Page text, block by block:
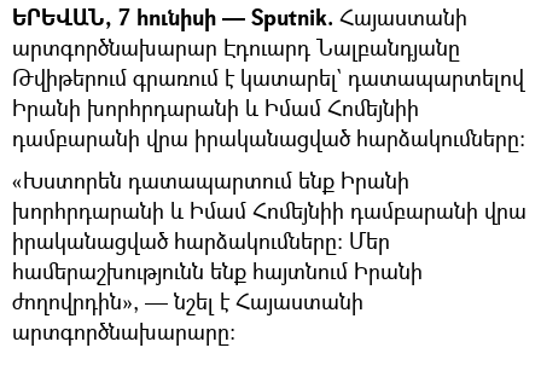
ԵՐԵՎԱՆ, 7 հունիսի — Sputnik. Հայաստանի
արտգործնախարար Էդուարդ Նալբանդյանը
Թվիթերում գրառում է կատարել` դատապարտելով
Իրանի խորհրդարանի և Իմամ Հոմեյնիի
դամբարանի վրա իրականացված հարձակումները:
«Խստորեն դատապարտում ենք Իրանի
խորհրդարանի և Իմամ Հոմեյնիի դամբարանի վրա
իրականացված հարձակումները։ Մեր
համերաշխությունն ենք հայտնում Իրանի
ժողովրդին», — նշել է Հայաստանի
արտգործնախարարը: